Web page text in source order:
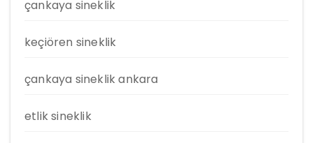
çankaya sineklik
keçiören sineklik
çankaya sineklik ankara
etlik sineklik